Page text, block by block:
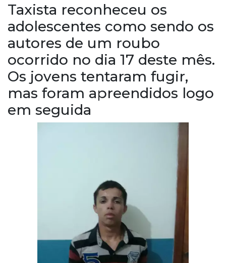
Taxista reconheceu os
adolescentes como sendo os
autores de um roubo
ocorrido no dia 17 deste mês.
Os jovens tentaram fugir,
mas foram apreendidos logo
em seguida